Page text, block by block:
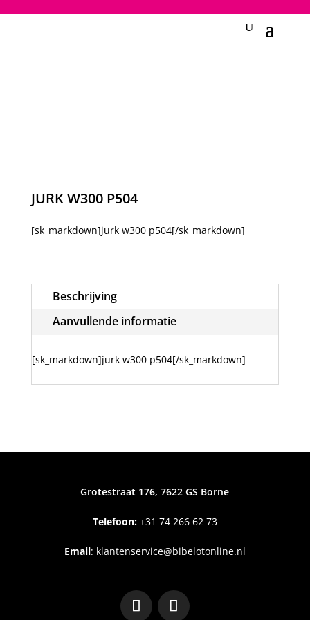
JURK W300 P504
[sk_markdown]jurk w300 p504[/sk_markdown]
Beschrijving
Aanvullende informatie
[sk_markdown]jurk w300 p504[/sk_markdown]
Grotestraat 176, 7622 GS Borne
Telefoon:+31 74 266 62 73
Email: klantenservice@bibelotonline.nl